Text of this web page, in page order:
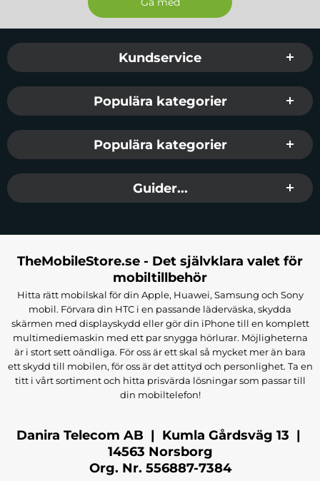
Sidfot Blandad info och länkar
Kundservice
Populära kategorier
Populära kategorier
Guider...
TheMobileStore.se - Det självklara valet för
mobiltillbehör
Hitta rätt mobilskal för din Apple, Huawei, Samsung och Sony
mobil. Förvara din HTC i en passande läderväska, skydda
skärmen med displayskydd eller gör din iPhone till en komplett
multimediemaskin med ett par snygga hörlurar. Möjligheterna
är i stort sett oändliga. För oss är ett skal så mycket mer än bara
ett skydd till mobilen, för oss är det attityd och personlighet. Ta en
titt i vårt sortiment och hitta prisvärda lösningar som passar till
din mobiltelefon!
Danira Telecom AB | Kumla Gårdsväg 13 |
14563 Norsborg
Org. Nr. 556887-7384